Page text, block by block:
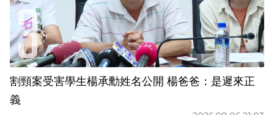
割頸案受害學生楊承勳姓名公開 楊爸爸：是遲來正
義